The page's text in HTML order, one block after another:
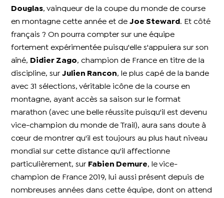
Douglas, vainqueur de la coupe du monde de course
en montagne cette année et deJoe Steward .
Et côté
français ? On pourra compter sur une équipe
fortement expérimentée puisqu'elle s'appuiera sur son
aîné,
Didier Zago, champion de France en titre de la
discipline, surJulien Rancon, le plus capé de la bande
avec 31 sélections, véritable icône de la course en
montagne, ayant accès sa saison sur le format
marathon (avec une belle réussite puisqu'il est devenu
vice-champion du monde de Trail), aura sans doute à
cœur de montrer qu'il est toujours au plus haut niveau
mondial sur cette distance qu'il affectionne
particulièrement, sur Fabien Demure, le vice-
champion de France 2019, lui aussi présent depuis de
nombreuses années dans cette équipe, dont on attend